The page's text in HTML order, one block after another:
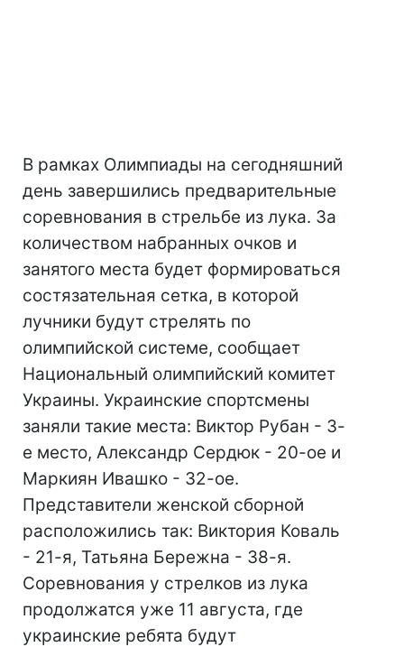
В рамках Олимпиады на сегодняшний
день завершились предварительные
соревнования в стрельбе из лука. За
количеством набранных очков и
занятого места будет формироваться
состязательная сетка, в которой
лучники будут стрелять по
олимпийской системе, сообщает
Национальный олимпийский комитет
Украины. Украинские спортсмены
заняли такие места: Виктор Рубан - 3-
е место, Александр Сердюк - 20-ое и
Маркиян Ивашко - 32-ое.
Представители женской сборной
расположились так: Виктория Коваль
- 21-я, Татьяна Бережна - 38-я.
Соревнования у стрелков из лука
продолжатся уже 11 августа, где
украинские ребята будут